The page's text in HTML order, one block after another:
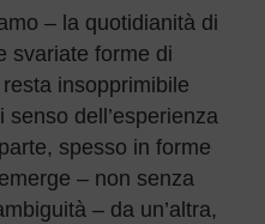
– la quotidianità di
svariate forme di
insopprimibile
senso dell’esperienza
spesso in forme
– non senza
– da un’altra,